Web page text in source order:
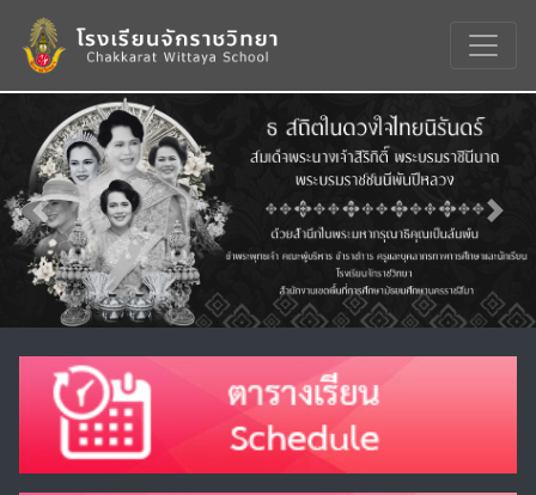
Previous Next